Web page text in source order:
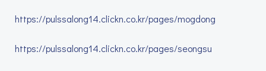
https://pulssalong14.clickn.co.kr/pages/mogdong
https://pulssalong14.clickn.co.kr/pages/seongsu